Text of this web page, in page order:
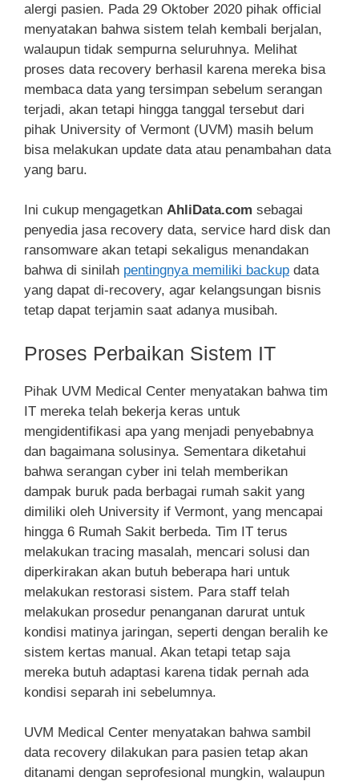
alergi pasien. Pada 29 Oktober 2020 pihak official
menyatakan bahwa sistem telah kembali berjalan,
walaupun tidak sempurna seluruhnya. Melihat
proses data recovery berhasil karena mereka bisa
membaca data yang tersimpan sebelum serangan
terjadi, akan tetapi hingga tanggal tersebut dari
pihak University of Vermont (UVM) masih belum
bisa melakukan update data atau penambahan data
yang baru.
Ini cukup mengagetkan AhliData.com sebagai
penyedia jasa recovery data, service hard disk dan
ransomware akan tetapi sekaligus menandakan
bahwa di sinilah pentingnya memiliki backup data
yang dapat di-recovery, agar kelangsungan bisnis
tetap dapat terjamin saat adanya musibah.
Proses Perbaikan Sistem IT
Pihak UVM Medical Center menyatakan bahwa tim
IT mereka telah bekerja keras untuk
mengidentifikasi apa yang menjadi penyebabnya
dan bagaimana solusinya. Sementara diketahui
bahwa serangan cyber ini telah memberikan
dampak buruk pada berbagai rumah sakit yang
dimiliki oleh University if Vermont, yang mencapai
hingga 6 Rumah Sakit berbeda. Tim IT terus
melakukan tracing masalah, mencari solusi dan
diperkirakan akan butuh beberapa hari untuk
melakukan restorasi sistem. Para staff telah
melakukan prosedur penanganan darurat untuk
kondisi matinya jaringan, seperti dengan beralih ke
sistem kertas manual. Akan tetapi tetap saja
mereka butuh adaptasi karena tidak pernah ada
kondisi separah ini sebelumnya.
UVM Medical Center menyatakan bahwa sambil
data recovery dilakukan para pasien tetap akan
ditanami dengan seprofesional mungkin, walaupun